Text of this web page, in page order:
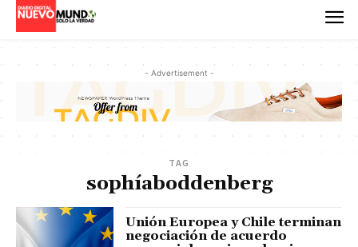
- Advertisement -
TAG
sophíaboddenberg
Unión Europea y Chile terminan
negociación de acuerdo